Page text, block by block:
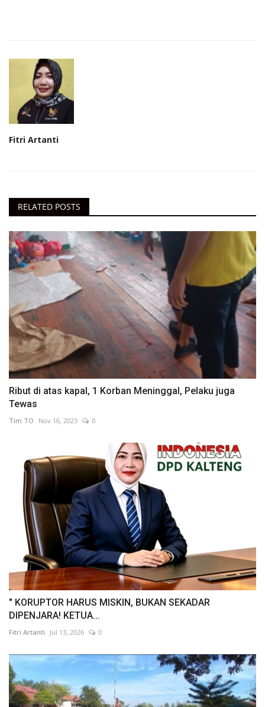
Fitri Artanti
RELATED POSTS
Ribut di atas kapal, 1 Korban Meninggal, Pelaku juga
Tewas
Tim TO Nov 16, 2023 0
" KORUPTOR HARUS MISKIN, BUKAN SEKADAR
DIPENJARA! KETUA...
Fitri Artanti Jul 13, 2026 0